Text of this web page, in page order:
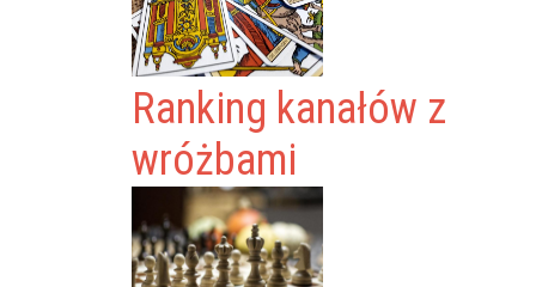
Ranking kanałów z
wróżbami